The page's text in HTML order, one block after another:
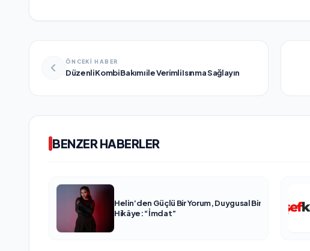
ÖNCEKİ HABER
Düzenli Kombi Bakımı ile Verimli Isınma Sağlayın
BENZER HABERLER
Helin’den Güçlü Bir Yorum, Duygusal Bir
Hikâye: “İmdat”